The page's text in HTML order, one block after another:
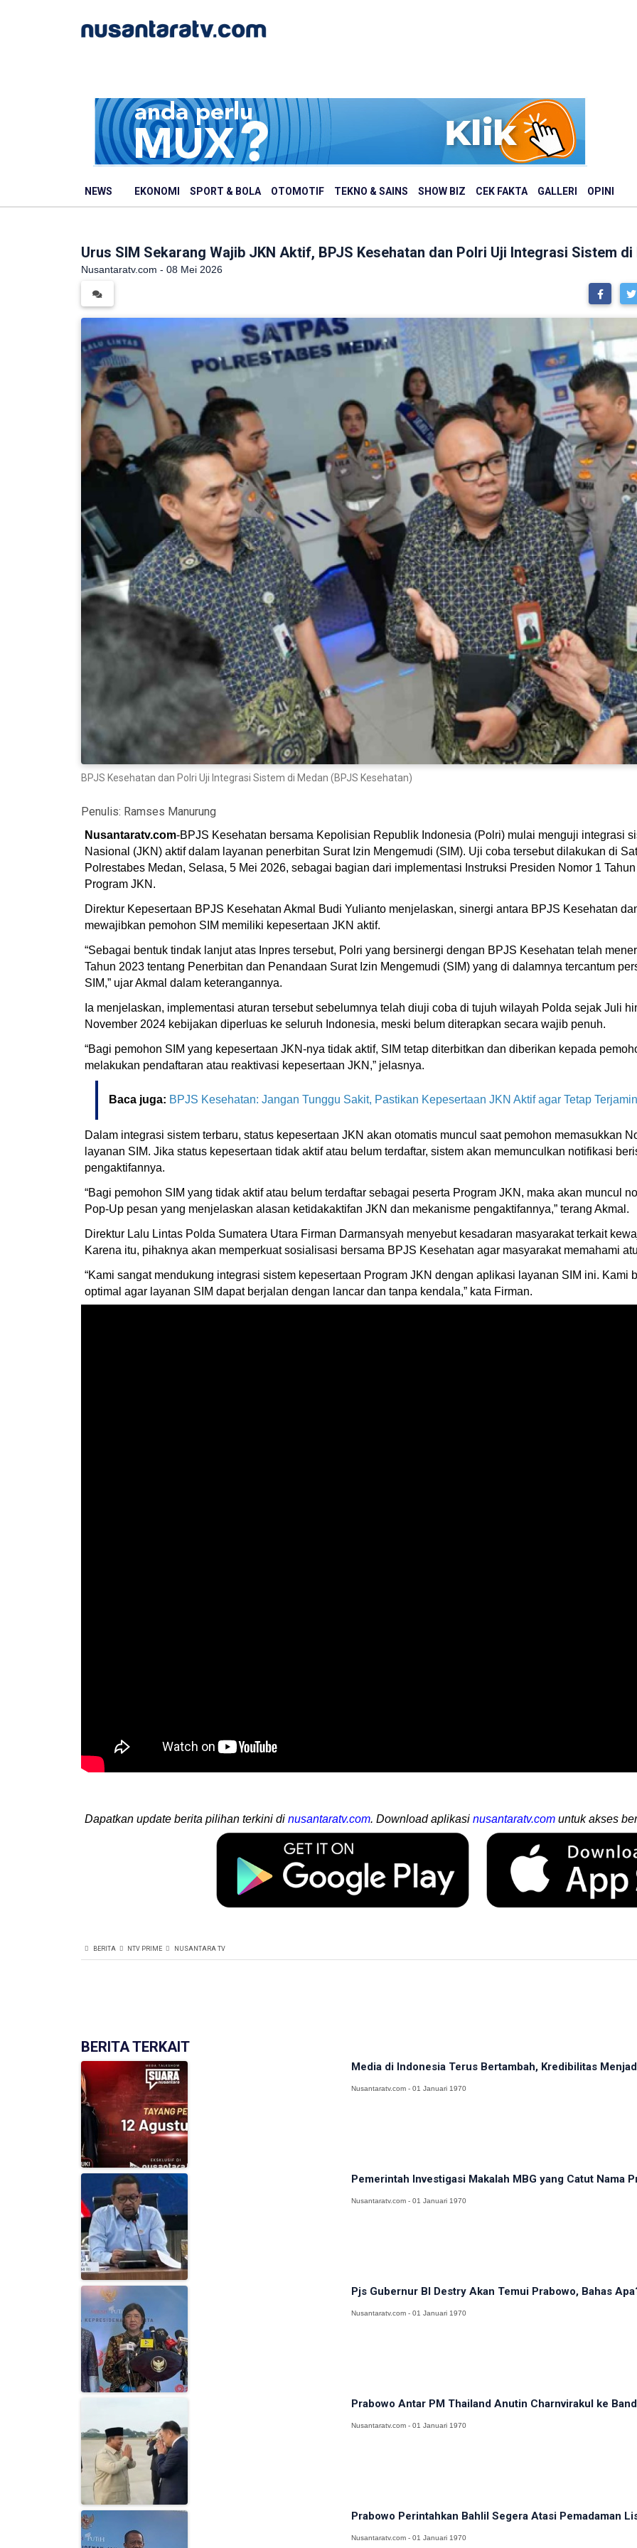
NEWS EKONOMI SPORT & BOLA OTOMOTIF TEKNO & SAINS SHOW BIZ CEK FAKTA GALLERI OPINI
Urus SIM Sekarang Wajib JKN Aktif, BPJS Kesehatan dan Polri Uji Integrasi Sistem di
Nusantaratv.com - 08 Mei 2026
BPJS Kesehatan dan Polri Uji Integrasi Sistem di Medan (BPJS Kesehatan)
Penulis: Ramses Manurung
Nusantaratv.com-BPJS Kesehatan bersama Kepolisian Republik Indonesia (Polri) mulai menguji integrasi
Nasional (JKN) aktif dalam layanan penerbitan Surat Izin Mengemudi (SIM). Uji coba tersebut dilakukan di
Polrestabes Medan, Selasa, 5 Mei 2026, sebagai bagian dari implementasi Instruksi Presiden Nomor 1
Program JKN.
Direktur Kepesertaan BPJS Kesehatan Akmal Budi Yulianto menjelaskan, sinergi antara BPJS Kesehatan
mewajibkan pemohon SIM memiliki kepesertaan JKN aktif.
“Sebagai bentuk tindak lanjut atas Inpres tersebut, Polri yang bersinergi dengan BPJS Kesehatan telah
Tahun 2023 tentang Penerbitan dan Penandaan Surat Izin Mengemudi (SIM) yang di dalamnya tercantum
SIM,” ujar Akmal dalam keterangannya.
Ia menjelaskan, implementasi aturan tersebut sebelumnya telah diuji coba di tujuh wilayah Polda sejak Juli
November 2024 kebijakan diperluas ke seluruh Indonesia, meski belum diterapkan secara wajib penuh.
“Bagi pemohon SIM yang kepesertaan JKN-nya tidak aktif, SIM tetap diterbitkan dan diberikan kepada
melakukan pendaftaran atau reaktivasi kepesertaan JKN,” jelasnya.
Baca juga: BPJS Kesehatan: Jangan Tunggu Sakit, Pastikan Kepesertaan JKN Aktif agar Tetap Terjamin
Dalam integrasi sistem terbaru, status kepesertaan JKN akan otomatis muncul saat pemohon memasukkan
layanan SIM. Jika status kepesertaan tidak aktif atau belum terdaftar, sistem akan memunculkan notifikasi
pengaktifannya.
“Bagi pemohon SIM yang tidak aktif atau belum terdaftar sebagai peserta Program JKN, maka akan muncul
Pop-Up pesan yang menjelaskan alasan ketidakaktifan JKN dan mekanisme pengaktifannya,” terang Akmal.
Direktur Lalu Lintas Polda Sumatera Utara Firman Darmansyah menyebut kesadaran masyarakat terkait
Karena itu, pihaknya akan memperkuat sosialisasi bersama BPJS Kesehatan agar masyarakat memahami
“Kami sangat mendukung integrasi sistem kepesertaan Program JKN dengan aplikasi layanan SIM ini. Kami
optimal agar layanan SIM dapat berjalan dengan lancar dan tanpa kendala,” kata Firman.
Dapatkan update berita pilihan terkini di nusantaratv.com. Download aplikasi nusantaratv.com untuk akses
BERITA NTV PRIME NUSANTARA TV
BERITA TERKAIT
Media di Indonesia Terus Bertambah, Kredibilitas
Nusantaratv.com - 01 Januari 1970
Pemerintah Investigasi Makalah MBG yang Catut Nama
Nusantaratv.com - 01 Januari 1970
Pjs Gubernur BI Destry Akan Temui Prabowo, Bahas
Nusantaratv.com - 01 Januari 1970
Prabowo Antar PM Thailand Anutin Charnvirakul ke
Nusantaratv.com - 01 Januari 1970
Prabowo Perintahkan Bahlil Segera Atasi Pemadaman
Nusantaratv.com - 01 Januari 1970